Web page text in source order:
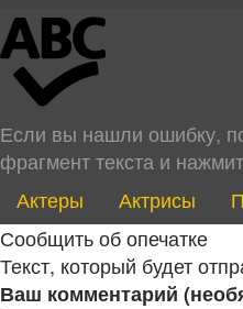
Если вы нашли ошибку,
фрагмент текста и
Актеры
Актрисы
Сообщить об опечатке
Текст, который будет
Ваш комментарий